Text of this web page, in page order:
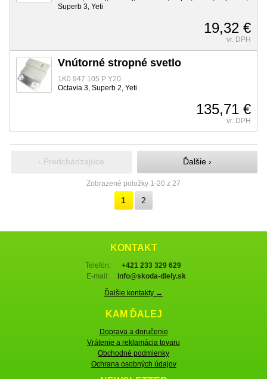
Superb 3, Yeti
19,32 €
vr. DPH
Vnútorné stropné svetlo
1K0 947 105 P Y20
Octavia 3, Superb 2, Yeti
135,71 €
vr. DPH
‹ Predchádzajúce Ďalšie ›
Zobrazené položky 1-20 z 27
1 2
KONTAKT
Telefón:
+421 233 329 629
E-mail:
info@skoda-diely.sk
Ďalšie kontakty →
KAM ĎALEJ
Doprava a doručenie
Vrátenie a reklamácia tovaru
Obchodné podmienky
Ochrana osobných údajov